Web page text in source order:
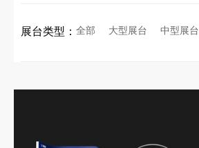
展台类型： 全部 大型展台 中型展台